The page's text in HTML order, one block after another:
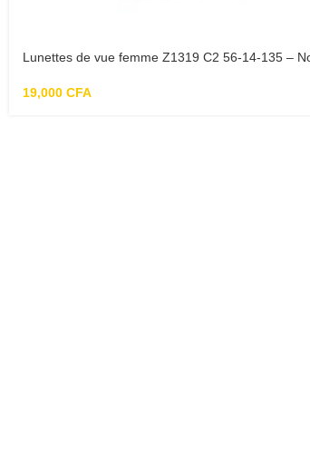
Lunettes de vue femme Z1319 C2 56-14-135 –
19,000 CFA